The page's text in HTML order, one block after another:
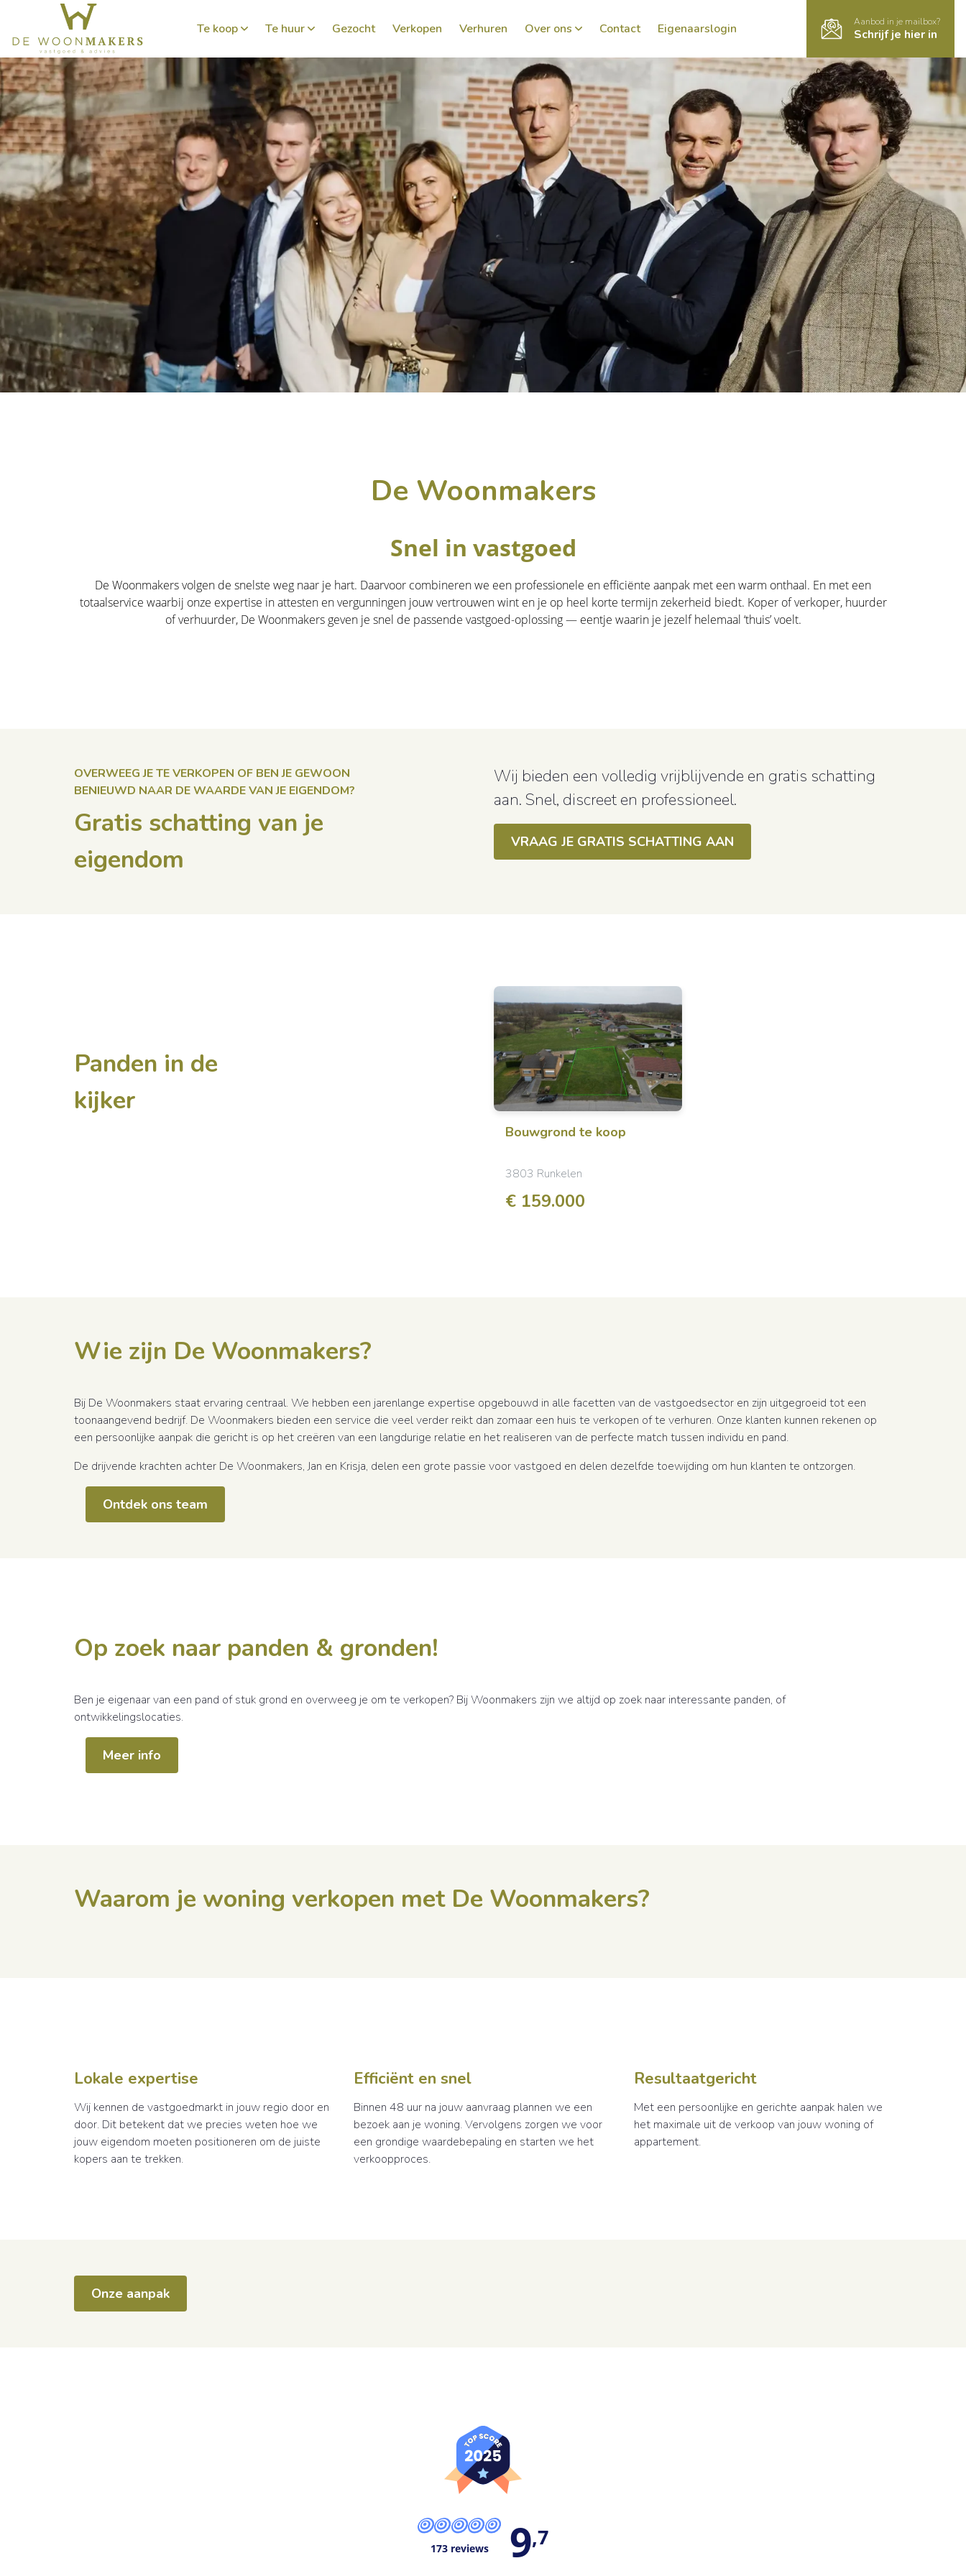
Te koop Te huur Gezocht Verkopen Verhuren Over ons Contact Eigenaarslogin Aanbod in je mailbox?
Schrijf je hier in
De Woonmakers
Snel in vastgoed
De Woonmakers volgen de snelste weg naar je hart. Daarvoor combineren we een professionele en efficiënte aanpak met een warm onthaal. En met een
totaalservice waarbij onze expertise in attesten en vergunningen jouw vertrouwen wint en je op heel korte termijn zekerheid biedt. Koper of verkoper, huurder
of verhuurder, De Woonmakers geven je snel de passende vastgoed-oplossing — eentje waarin je jezelf helemaal ‘thuis’ voelt.
OVERWEEG JE TE VERKOPEN OF BEN JE GEWOON
BENIEUWD NAAR DE WAARDE VAN JE EIGENDOM?
Gratis schatting van je
eigendom
Wij bieden een volledig vrijblijvende en gratis schatting
aan. Snel, discreet en professioneel.
VRAAG JE GRATIS SCHATTING AAN
Panden in de
kijker
Bouwgrond te koop
3803 Runkelen
€ 159.000
Wie zijn De Woonmakers?
Bij De Woonmakers staat ervaring centraal. We hebben een jarenlange expertise opgebouwd in alle facetten van de vastgoedsector en zijn uitgegroeid tot een
toonaangevend bedrijf. De Woonmakers bieden een service die veel verder reikt dan zomaar een huis te verkopen of te verhuren. Onze klanten kunnen rekenen op
een persoonlijke aanpak die gericht is op het creëren van een langdurige relatie en het realiseren van de perfecte match tussen individu en pand.
De drijvende krachten achter De Woonmakers, Jan en Krisja, delen een grote passie voor vastgoed en delen dezelfde toewijding om hun klanten te ontzorgen.
Ontdek ons team
Op zoek naar panden & gronden!
Ben je eigenaar van een pand of stuk grond en overweeg je om te verkopen? Bij Woonmakers zijn we altijd op zoek naar interessante panden, of
ontwikkelingslocaties.
Meer info
Waarom je woning verkopen met De Woonmakers?
Lokale expertise
Wij kennen de vastgoedmarkt in jouw regio door en
door. Dit betekent dat we precies weten hoe we
jouw eigendom moeten positioneren om de juiste
kopers aan te trekken.
Efficiënt en snel
Binnen 48 uur na jouw aanvraag plannen we een
bezoek aan je woning. Vervolgens zorgen we voor
een grondige waardebepaling en starten we het
verkoopproces.
Resultaatgericht
Met een persoonlijke en gerichte aanpak halen we
het maximale uit de verkoop van jouw woning of
appartement.
Onze aanpak
173 reviews 9,7